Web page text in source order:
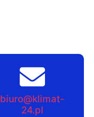
biuro@klimat-
24.pl